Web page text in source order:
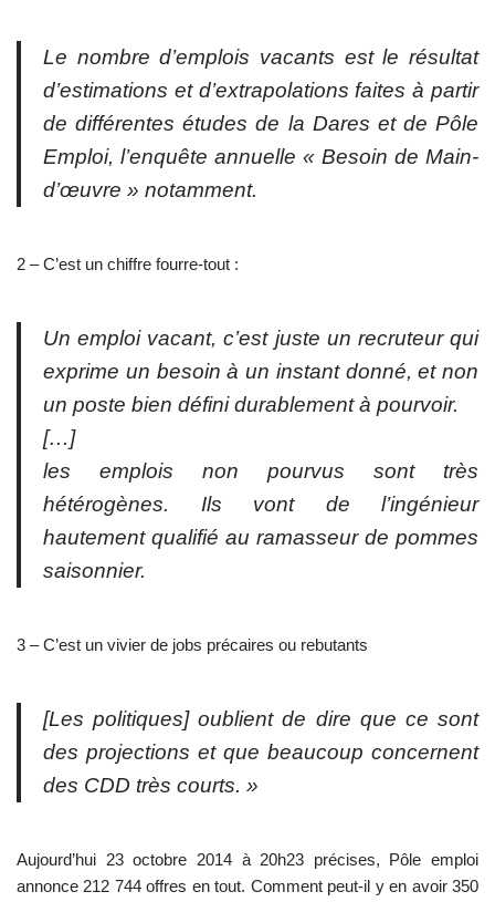
Le nombre d’emplois vacants est le résultat
d’estimations et d’extrapolations faites à partir
de différentes études de la Dares et de Pôle
Emploi, l’enquête annuelle « Besoin de Main-
d’œuvre » notamment.
2 – C’est un chiffre fourre-tout :
Un emploi vacant, c’est juste un recruteur qui
exprime un besoin à un instant donné, et non
un poste bien défini durablement à pourvoir.
[…]
les emplois non pourvus sont très
hétérogènes. Ils vont de l’ingénieur
hautement qualifié au ramasseur de pommes
saisonnier.
3 – C’est un vivier de jobs précaires ou rebutants
[Les politiques] oublient de dire que ce sont
des projections et que beaucoup concernent
des CDD très courts. »
Aujourd’hui 23 octobre 2014 à 20h23 précises, Pôle emploi
annonce 212 744 offres en tout. Comment peut-il y en avoir 350